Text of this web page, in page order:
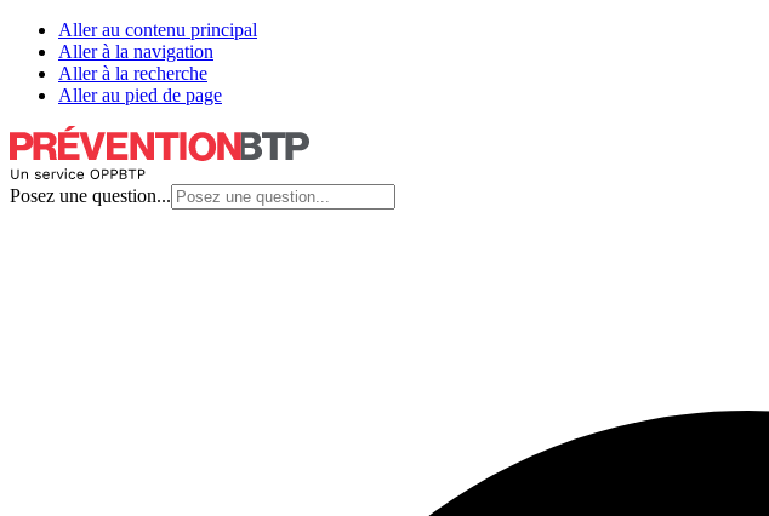
Aller au contenu principal
Aller à la navigation
Aller à la recherche
Aller au pied de page
Posez une question...